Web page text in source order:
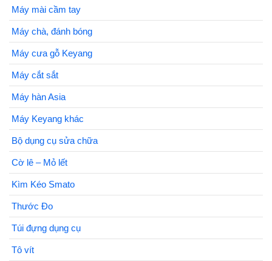
Máy mài cầm tay
Máy chà, đánh bóng
Máy cưa gỗ Keyang
Máy cắt sắt
Máy hàn Asia
Máy Keyang khác
Bộ dụng cụ sửa chữa
Cờ lê – Mỏ lết
Kìm Kéo Smato
Thước Đo
Túi đựng dụng cụ
Tô vít